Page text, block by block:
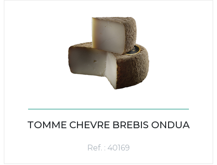
TOMME CHEVRE BREBIS ONDUA
Ref. : 40169